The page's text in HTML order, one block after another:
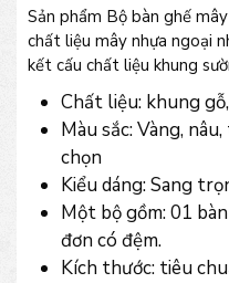
Sản phẩm Bộ bàn ghế
chất liệu mây nhựa ngoại
kết cấu chất liệu khung
Chất liệu: khung
Màu sắc: Vàng,
chọn
Kiểu dáng: Sang
Một bộ gồm: 01
đơn có đệm.
Kích thước: tiêu